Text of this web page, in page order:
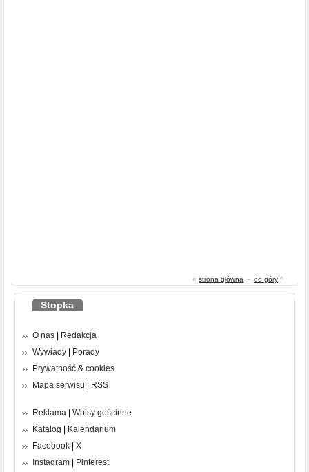
« strona główna - do góry ^
Stopka
O nas
Redakcja
Wywiady
Porady
Prywatność & cookies
Mapa serwisu
RSS
Reklama
Wpisy gościnne
Katalog
Kalendarium
Facebook
X
Instagram
Pinterest